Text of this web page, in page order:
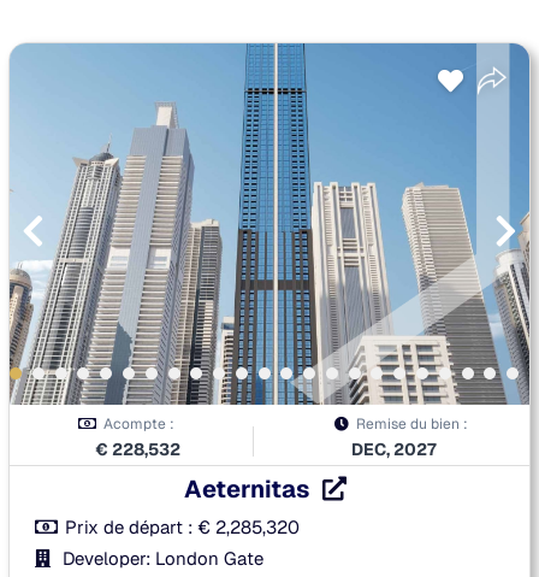
Acompte :
€ 228,532
Remise du bien :
DEC, 2027
Aeternitas
Prix de départ :€ 2,285,320
Developer: London Gate